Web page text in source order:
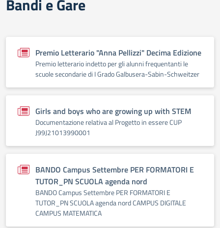
Bandi e Gare
Premio Letterario "Anna Pellizzi" Decima Edizione
Premio letterario indetto per gli alunni frequentanti le
scuole secondarie di I Grado Galbusera-Sabin-Schweitzer
Girls and boys who are growing up with STEM
Documentazione relativa al Progetto in essere CUP
J99J21013990001
BANDO Campus Settembre PER FORMATORI E
TUTOR_PN SCUOLA agenda nord
BANDO Campus Settembre PER FORMATORI E
TUTOR_PN SCUOLA agenda nord CAMPUS DIGITALE
CAMPUS MATEMATICA